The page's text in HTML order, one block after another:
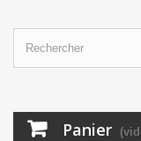
Panier